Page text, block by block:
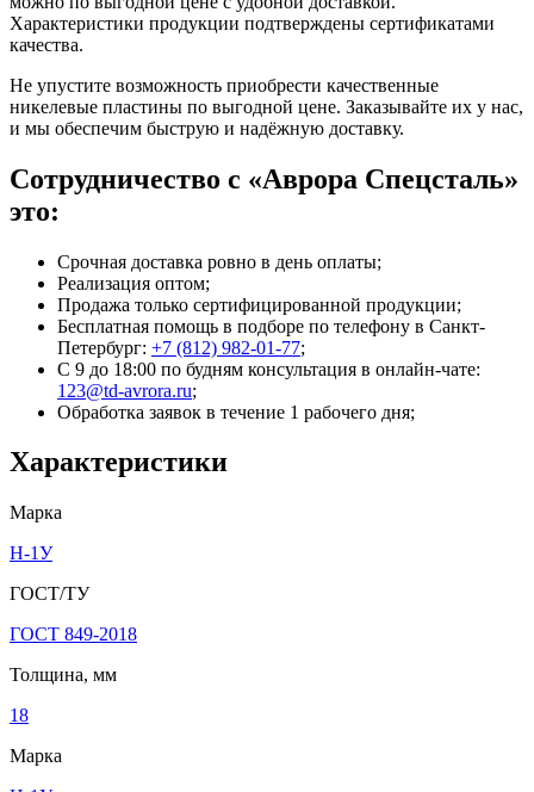
Характеристики продукции подтверждены сертификатами
качества.
Не упустите возможность приобрести качественные
никелевые пластины по выгодной цене. Заказывайте их у нас,
и мы обеспечим быструю и надёжную доставку.
Сотрудничество с «Аврора Спецсталь»
это:
Срочная доставка ровно в день оплаты;
Реализация оптом;
Продажа только сертифицированной продукции;
Бесплатная помощь в подборе по телефону в Санкт-
Петербург: +7 (812) 982-01-77;
С 9 до 18:00 по будням консультация в онлайн-чате:
123@td-avrora.ru;
Обработка заявок в течение 1 рабочего дня;
Характеристики
Марка
Н-1У
ГОСТ/ТУ
ГОСТ 849-2018
Толщина, мм
18
Марка